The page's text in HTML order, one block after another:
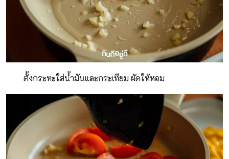
ตั้งกระทะใส่น้ำมันและกระเทียม ผัดให้หอม